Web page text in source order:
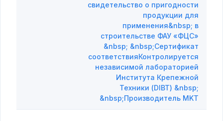
свидетельство о пригодности
продукции для
применения&nbsp; в
строительстве ФАУ «ФЦС»
&nbsp; &nbsp;Сертификат
соответствияКонтролируется
независимой лабораторией
Института Крепежной
Техники (DIBT) &nbsp;
&nbsp;Производитель MKT